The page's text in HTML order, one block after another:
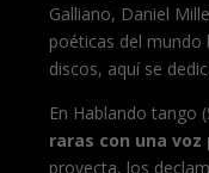
Galliano, Daniel
poéticas del mundo
discos, aquí se
En Hablando tango
raras con una
proyecta, los